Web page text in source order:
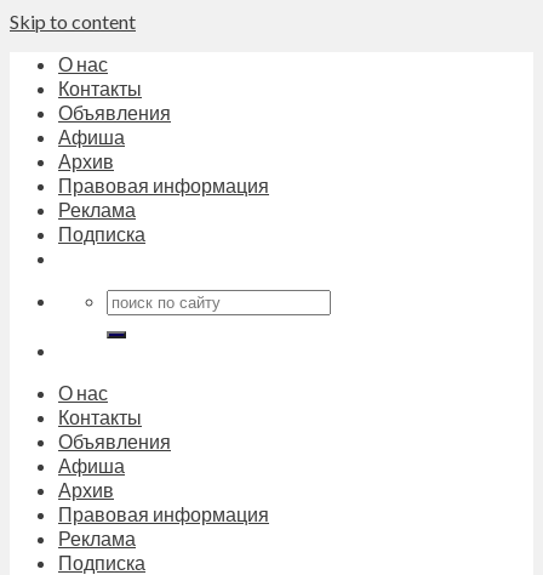
Skip to content
О нас
Контакты
Объявления
Афиша
Архив
Правовая информация
Реклама
Подписка
О нас
Контакты
Объявления
Афиша
Архив
Правовая информация
Реклама
Подписка